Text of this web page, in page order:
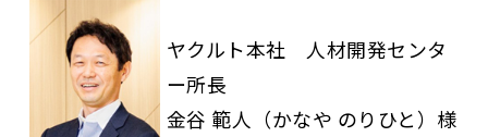
ヤクルト本社 人材開発センタ
ー所長
金谷 範人（かなや のりひと）様